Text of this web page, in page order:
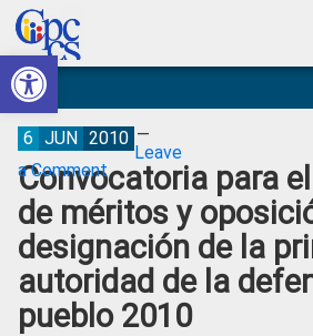
Abrir barra de herramientas
Skip
to
primary
navigation
Skip
to
main
content
Skip
to
primary
sidebar
Skip
to
footer
Consejo
de
Participación
Ciudadana
Control
Social
Construyendo
Poder
Ciudadano
Convocatoria para
de méritos y
designación de la
autoridad de la
pueblo 2010
6 JUN 2010
Leave
a Comment